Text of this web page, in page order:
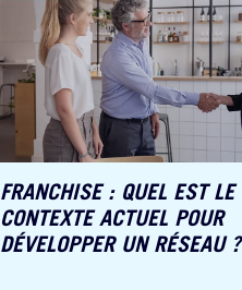
FRANCHISE : QUEL EST LE
CONTEXTE ACTUEL POUR
DÉVELOPPER UN RÉSEAU ?
Didier Dalin
Avocat à la cour,